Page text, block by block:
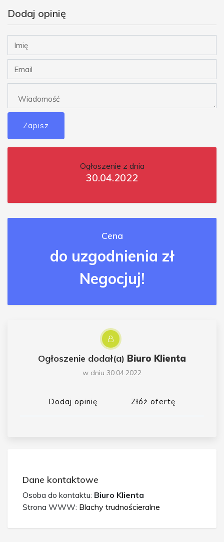
Dodaj opinię
Zapisz
Ogłoszenie z dnia
30.04.2022
Cena
do uzgodnienia zł
Negocjuj!
Ogłoszenie dodał(a) Biuro Klienta
w dniu 30.04.2022
Dodaj opinię Złóż ofertę
Dane kontaktowe
Osoba do kontaktu: Biuro Klienta
Strona WWW: Blachy trudnościeralne